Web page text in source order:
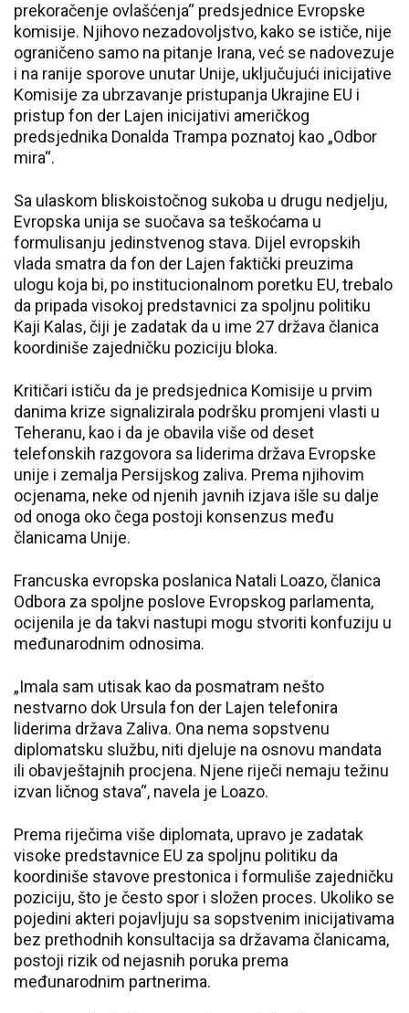
prekoračenje ovlašćenja“ predsjednice Evropske
komisije. Njihovo nezadovoljstvo, kako se ističe, nije
ograničeno samo na pitanje Irana, već se nadovezuje
i na ranije sporove unutar Unije, uključujući inicijative
Komisije za ubrzavanje pristupanja Ukrajine EU i
pristup fon der Lajen inicijativi američkog
predsjednika Donalda Trampa poznatoj kao „Odbor
mira“.
Sa ulaskom bliskoistočnog sukoba u drugu nedjelju,
Evropska unija se suočava sa teškoćama u
formulisanju jedinstvenog stava. Dijel evropskih
vlada smatra da fon der Lajen faktički preuzima
ulogu koja bi, po institucionalnom poretku EU, trebalo
da pripada visokoj predstavnici za spoljnu politiku
Kaji Kalas, čiji je zadatak da u ime 27 država članica
koordiniše zajedničku poziciju bloka.
Kritičari ističu da je predsjednica Komisije u prvim
danima krize signalizirala podršku promjeni vlasti u
Teheranu, kao i da je obavila više od deset
telefonskih razgovora sa liderima država Evropske
unije i zemalja Persijskog zaliva. Prema njihovim
ocjenama, neke od njenih javnih izjava išle su dalje
od onoga oko čega postoji konsenzus među
članicama Unije.
Francuska evropska poslanica Natali Loazo, članica
Odbora za spoljne poslove Evropskog parlamenta,
ocijenila je da takvi nastupi mogu stvoriti konfuziju u
međunarodnim odnosima.
„Imala sam utisak kao da posmatram nešto
nestvarno dok Ursula fon der Lajen telefonira
liderima država Zaliva. Ona nema sopstvenu
diplomatsku službu, niti djeluje na osnovu mandata
ili obavještajnih procjena. Njene riječi nemaju težinu
izvan ličnog stava“, navela je Loazo.
Prema riječima više diplomata, upravo je zadatak
visoke predstavnice EU za spoljnu politiku da
koordiniše stavove prestonica i formuliše zajedničku
poziciju, što je često spor i složen proces. Ukoliko se
pojedini akteri pojavljuju sa sopstvenim inicijativama
bez prethodnih konsultacija sa državama članicama,
postoji rizik od nejasnih poruka prema
međunarodnim partnerima.